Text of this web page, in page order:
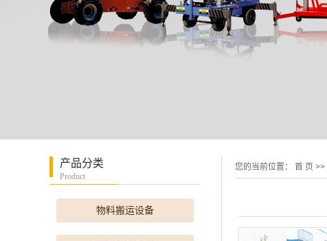
产品分类
Product
物料搬运设备
您的当前位置： 首 页 >>